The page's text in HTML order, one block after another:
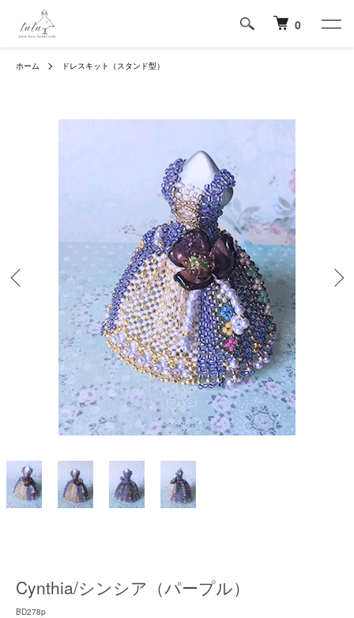
0
ホーム ドレスキット（スタンド型）
Cynthia/シンシア（パープル）
BD278p